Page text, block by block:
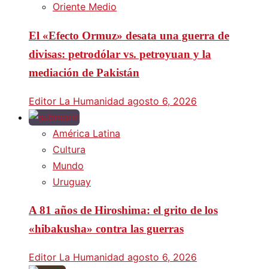
Oriente Medio
El «Efecto Ormuz» desata una guerra de
divisas: petrodólar vs. petroyuan y la
mediación de Pakistán
Editor La Humanidad agosto 6, 2026
América Latina
Cultura
Mundo
Uruguay
A 81 años de Hiroshima: el grito de los
«hibakusha» contra las guerras
Editor La Humanidad agosto 6, 2026